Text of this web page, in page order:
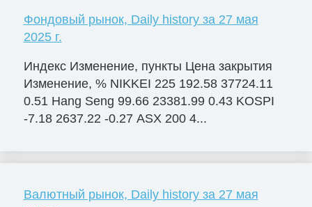
Фондовый рынок, Daily history за 27 мая
2025 г.
Индекс Изменение, пункты Цена закрытия
Изменение, % NIKKEI 225 192.58 37724.11
0.51 Hang Seng 99.66 23381.99 0.43 KOSPI
-7.18 2637.22 -0.27 ASX 200 4...
Валютный рынок, Daily history за 27 мая